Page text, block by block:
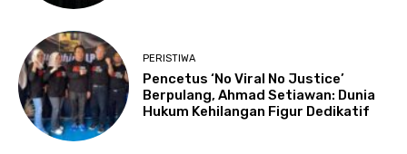
PERISTIWA
Pencetus ‘No Viral No Justice’
Berpulang, Ahmad Setiawan: Dunia
Hukum Kehilangan Figur Dedikatif